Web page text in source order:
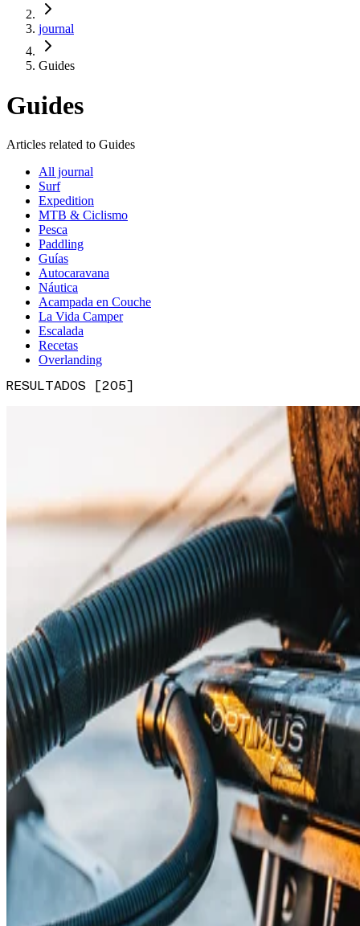
journal
Guides
Guides
Articles related to Guides
All journal
Surf
Expedition
MTB & Ciclismo
Pesca
Paddling
Guías
Autocaravana
Náutica
Acampada en Couche
La Vida Camper
Escalada
Recetas
Overlanding
RESULTADOS [205]